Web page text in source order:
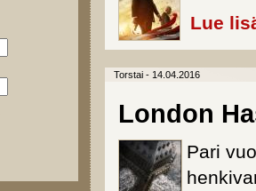
Lue
Torstai - 14.04.2016
London
Pari